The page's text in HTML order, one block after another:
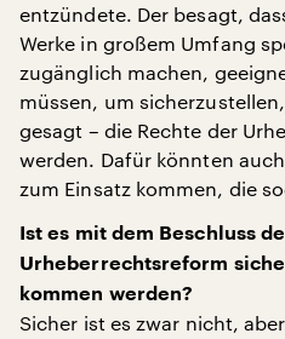
entzündete. Der besagt,
Werke in großem Umfang
zugänglich machen,
müssen, um
gesagt – die Rechte der
werden. Dafür könnten
zum Einsatz kommen, die
Ist es mit dem Beschluss
Urheberrechtsreform
kommen werden?
Sicher ist es zwar nicht,